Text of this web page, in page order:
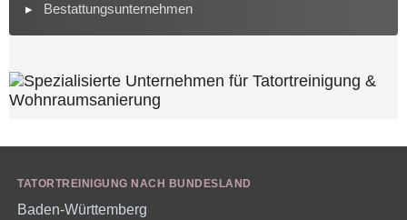
Bestattungsunternehmen
TATORTREINIGUNG NACH BUNDESLAND
Baden-Württemberg